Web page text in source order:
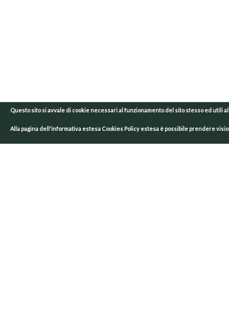
Questo sito si avvale di cookie necessari al funzionamento del sito stesso ed utili
Alla pagina dell'informativa estesa Cookies Policy estesa è possibile prendere